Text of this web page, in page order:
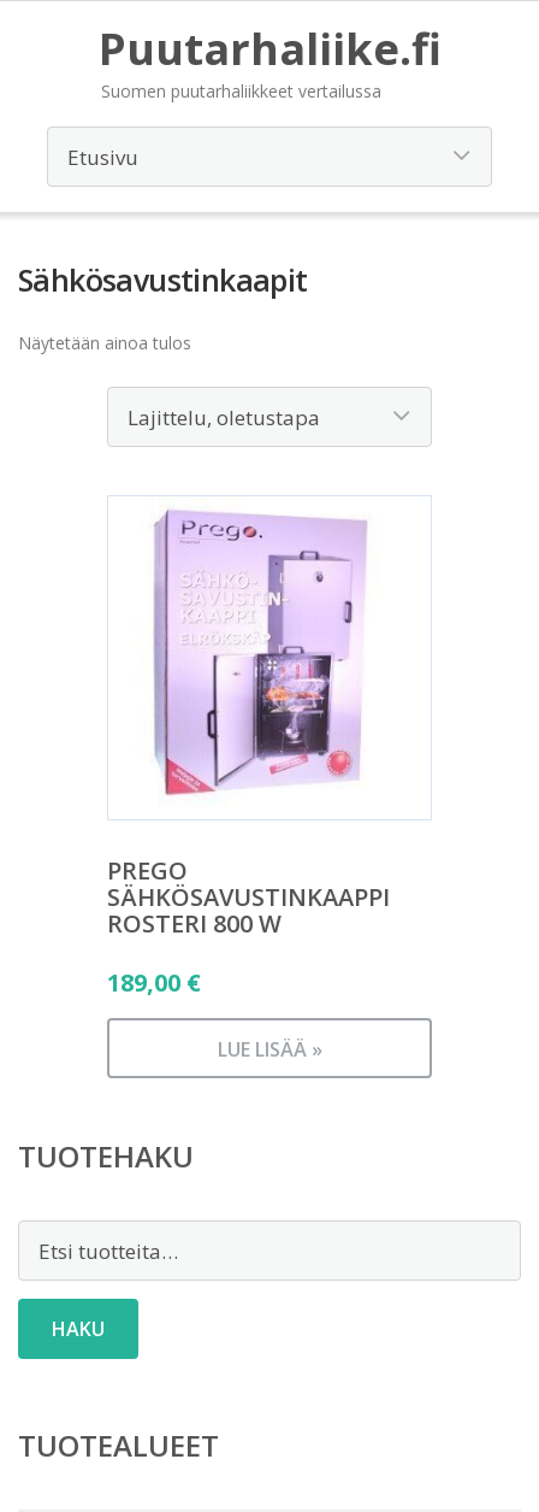
Puutarhaliike.fi
Suomen puutarhaliikkeet vertailussa
Sähkösavustinkaapit
Näytetään ainoa tulos
PREGO
SÄHKÖSAVUSTINKAAPPI
ROSTERI 800 W
189,00 €
LUE LISÄÄ »
TUOTEHAKU
HAKU
TUOTEALUEET